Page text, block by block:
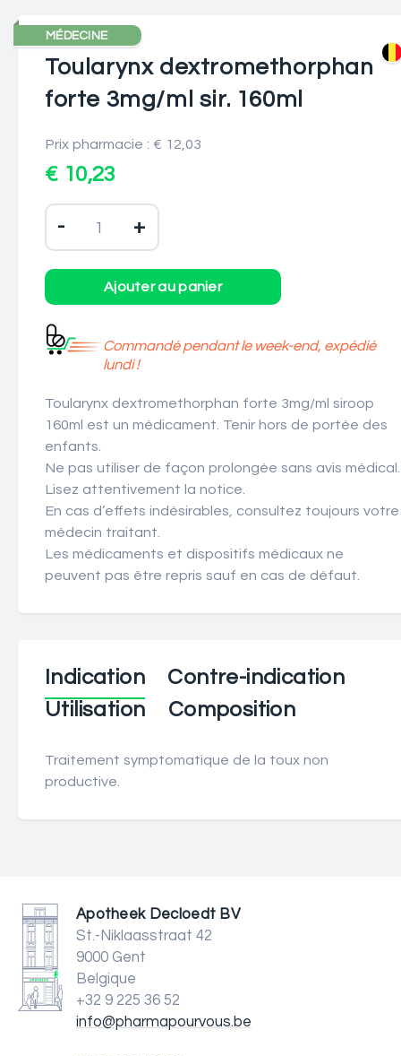
MÉDECINE
Toularynx dextromethorphan
forte 3mg/ml sir. 160ml
Prix pharmacie : € 12,03
€ 10,23
- +
Commandé pendant le week-end, expédié
lundi !
Toularynx dextromethorphan forte 3mg/ml siroop
160ml est un médicament. Tenir hors de portée des
enfants.
Ne pas utiliser de façon prolongée sans avis médical.
Lisez attentivement la notice.
En cas d’effets indésirables, consultez toujours votre
médecin traitant.
Les médicaments et dispositifs médicaux ne
peuvent pas être repris sauf en cas de défaut.
Indication
Contre-indication
Utilisation
Composition
Traitement symptomatique de la toux non
productive.
Apotheek Decloedt BV
St.-Niklaasstraat 42
9000 Gent
Belgique
+32 9 225 36 52
info@pharmapourvous.be